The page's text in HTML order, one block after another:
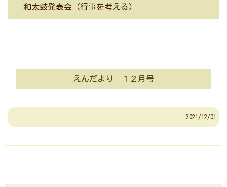
和太鼓発表会（行事を考える）
えんだより １２月号
2021/12/01